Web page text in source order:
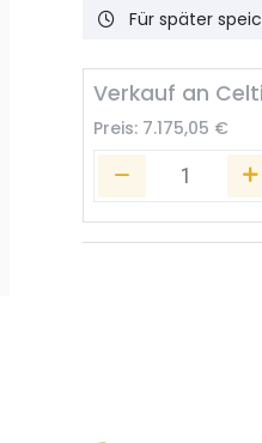
Für später
Verkauf an
Preis: 7.175,05 €